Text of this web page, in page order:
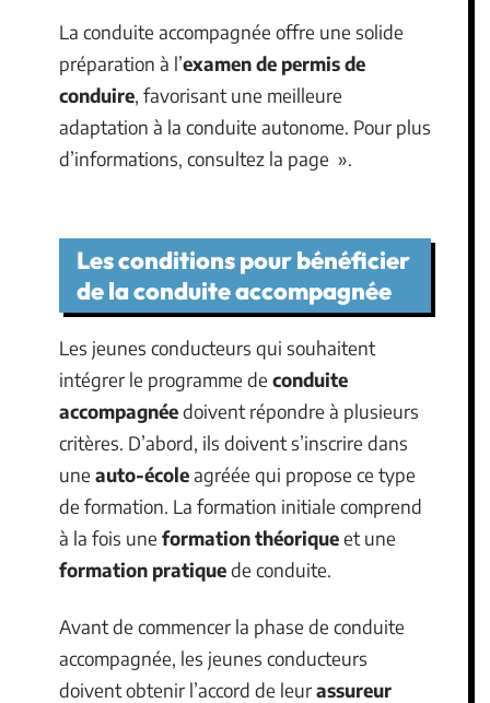
La conduite accompagnée offre une solide
préparation à l’examen de permis de
conduire, favorisant une meilleure
adaptation à la conduite autonome. Pour plus
d’informations, consultez la page ».
Les conditions pour bénéficier
de la conduite accompagnée
Les jeunes conducteurs qui souhaitent
intégrer le programme de conduite
accompagnéedoivent répondre à plusieurs
critères. D’abord, ils doivent s’inscrire dans
une auto-écoleagréée qui propose ce type
de formation. La formation initiale comprend
à la fois une formation théoriqueet une
formation pratiquede conduite.
Avant de commencer la phase de conduite
accompagnée, les jeunes conducteurs
doivent obtenir l’accord de leurassureur